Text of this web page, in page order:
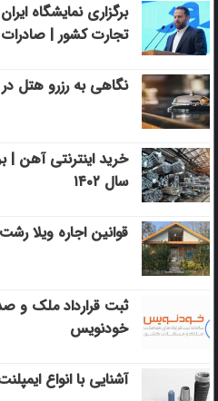
برگزاری نمایشگاه
تجارت کشور |
نگاهی به رزرو هتل
خرید اینترنتی آهن |
سال ۱۴۰۲
قوانین اجاره ویلا رشت
ثبت قرارداد ملک و
خودنویس
آشنایی با انواع